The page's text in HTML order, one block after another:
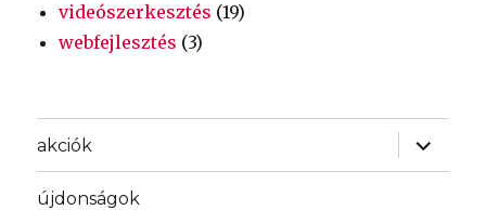
videószerkesztés (19)
webfejlesztés (3)
akciók
almenü
újdonságok